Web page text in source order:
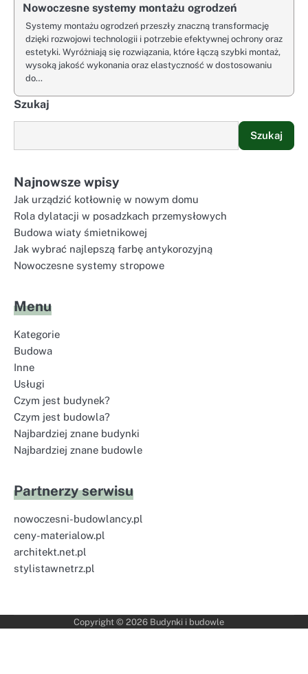
Nowoczesne systemy montażu ogrodzeń
Systemy montażu ogrodzeń przeszły znaczną transformację
dzięki rozwojowi technologii i potrzebie efektywnej ochrony oraz
estetyki. Wyróżniają się rozwiązania, które łączą szybki montaż,
wysoką jakość wykonania oraz elastyczność w dostosowaniu
do…
Szukaj
Szukaj
Najnowsze wpisy
Jak urządzić kotłownię w nowym domu
Rola dylatacji w posadzkach przemysłowych
Budowa wiaty śmietnikowej
Jak wybrać najlepszą farbę antykorozyjną
Nowoczesne systemy stropowe
Menu
Kategorie
Budowa
Inne
Usługi
Czym jest budynek?
Czym jest budowla?
Najbardziej znane budynki
Najbardziej znane budowle
Partnerzy serwisu
nowoczesni-budowlancy.pl
ceny-materialow.pl
architekt.net.pl
stylistawnetrz.pl
Copyright © 2026 Budynki i budowle